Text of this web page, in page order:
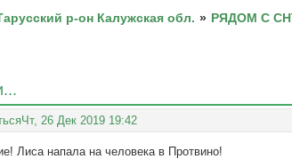
р-он Калужская обл. » РЯДОМ С
Чт, 26 Дек 2019 19:42
Лиса напала на человека в Протвино!